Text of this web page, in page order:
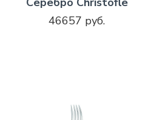
46657 руб.